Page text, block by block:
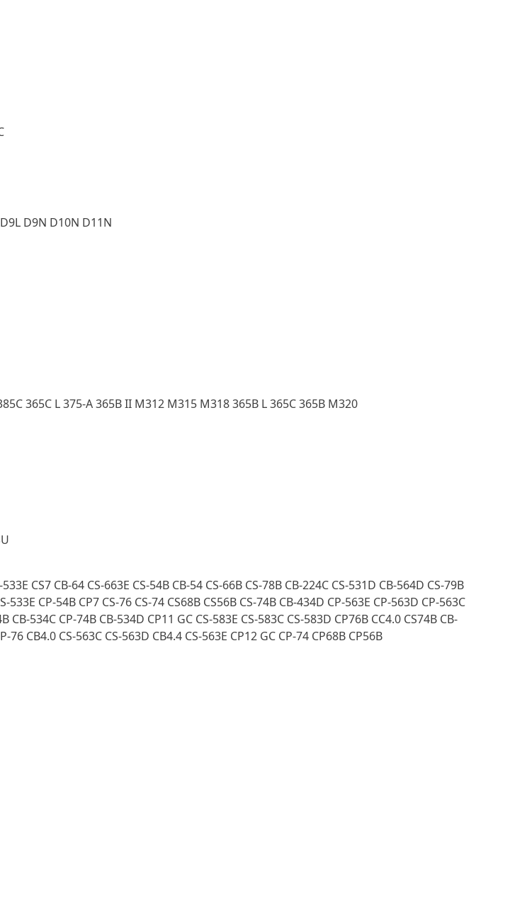
D9N D10N D11N
365C L 375-A 365B II M312 M315 M318 365B L 365C 365B M320
CS7 CB-64 CS-663E CS-54B CB-54 CS-66B CS-78B CB-224C CS-531D CB-564D CS-79B
CP-54B CP7 CS-76 CS-74 CS68B CS56B CS-74B CB-434D CP-563E CP-563D CP-563C
CB-534C CP-74B CB-534D CP11 GC CS-583E CS-583C CS-583D CP76B CC4.0 CS74B CB-
76 CB4.0 CS-563C CS-563D CB4.4 CS-563E CP12 GC CP-74 CP68B CP56B